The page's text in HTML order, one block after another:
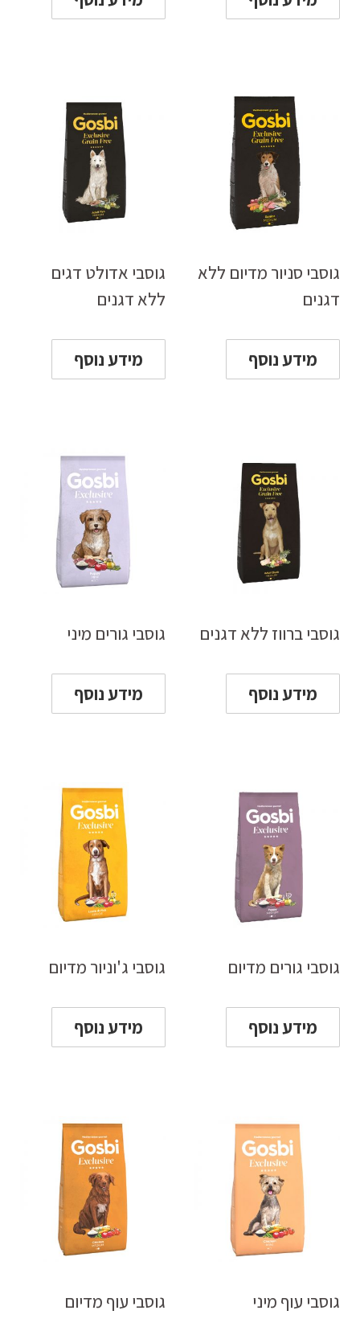
גוסבי סניור מדיום ללא
דגנים
מידע נוסף
גוסבי אדולט דגים
ללא דגנים
מידע נוסף
גוסבי ברווז ללא דגנים
מידע נוסף
גוסבי גורים מיני
מידע נוסף
גוסבי גורים מדיום
מידע נוסף
גוסבי ג'וניור מדיום
מידע נוסף
גוסבי עוף מיני גוסבי עוף מדיום